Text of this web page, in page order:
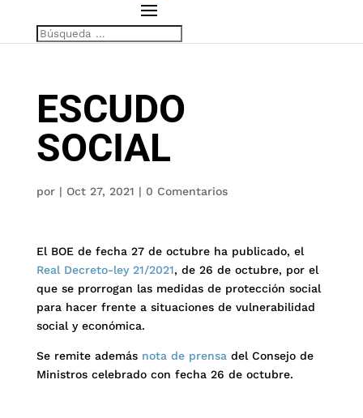
ESCUDO
SOCIAL
por | Oct 27, 2021 | 0 Comentarios
El BOE de fecha 27 de octubre ha publicado, el
Real Decreto-ley 21/2021, de 26 de octubre, por el
que se prorrogan las medidas de protección social
para hacer frente a situaciones de vulnerabilidad
social y económica.
Se remite además nota de prensa del Consejo de
Ministros celebrado con fecha 26 de octubre.